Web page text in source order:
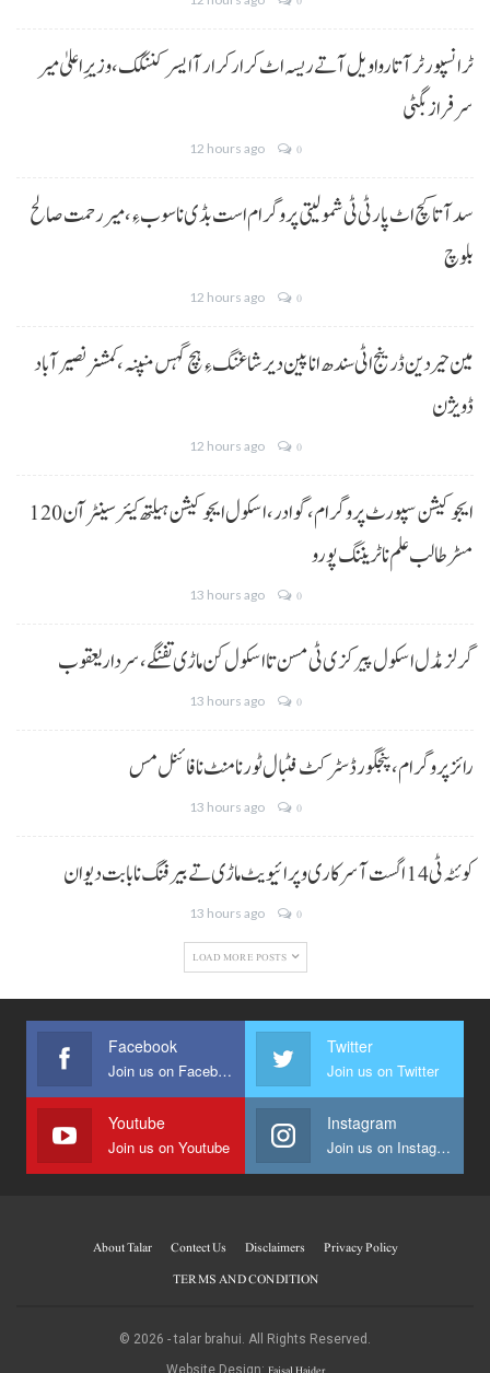
ٹرانسپورٹر آتا روا ویل آتے ریسہ اٹ کرار کرار آ ایسر کننگک ،وزیرِ اعلیٰ میر
سرفراز بگٹی
12 hours ago 0
سد آتا کچ اٹ پارٹی ٹی شمولیتی پروگرام است بڈی نا سوب ءِ،میر رحمت صالح
بلوچ
12 hours ago 0
مین حیردین ڈرینج اٹی سندھ انا پین دیر شاغنگ ءِ ہچ گہس منپنہ،کمشنر نصیرآباد
ڈویژن
12 hours ago 0
ایجوکیشن سپورٹ پروگرام،گوادر، اسکول ایجوکیشن ہیلتھ کیئر سینٹر آن 120
مسڑ طالب علم نا ٹریننگ پورو
13 hours ago 0
گرلز مڈل اسکول پیرکزی ٹی مسن تا اسکول کن ماڑی تفنگے، سردار یعقوب
13 hours ago 0
رائز پروگرام، پنجگور ڈسٹرکٹ فٹبال ٹورنامنٹ نا فائنل مس
13 hours ago 0
کوئٹہ ٹی 14 اگست آ سرکاری و پرائیویٹ ماڑی تے بیرفنگ نا بابت دیوان
13 hours ago 0
LOAD MORE POSTS
Facebook
Join us on Facebook
Twitter
Join us on Twitter
Youtube
Join us on Youtube
Instagram
Join us on Instagram
About Talar Contect Us Disclaimers
Privacy Policy
TERMS AND CONDITION
© 2026 - talar brahui. All Rights Reserved.